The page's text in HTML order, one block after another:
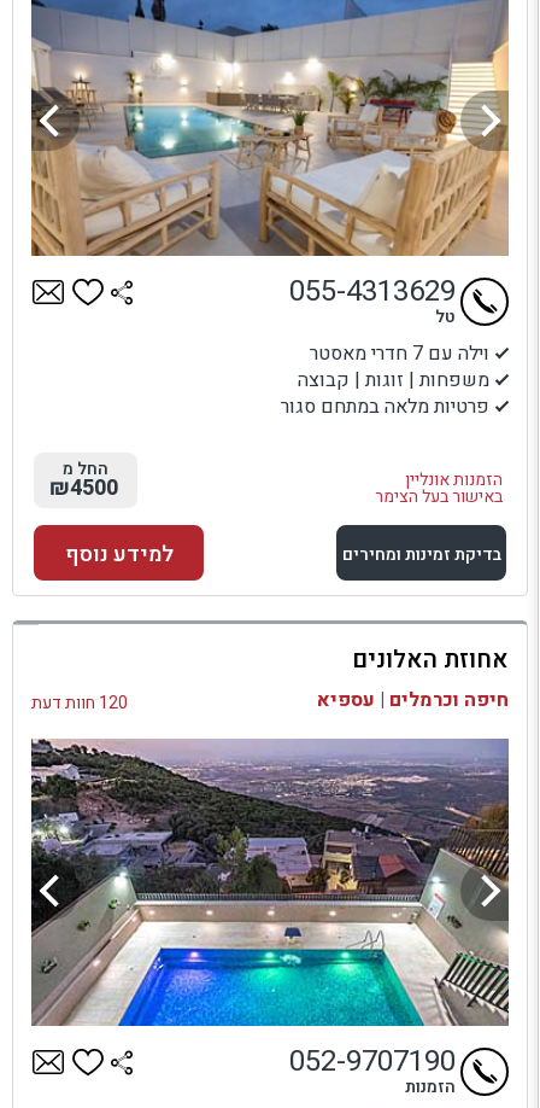
וילה עם 7 חדרי מאסטר
משפחות | זוגות | קבוצה
פרטיות מלאה במתחם סגור
הזמנות אונליין
באישור בעל הצימר
055-4313629
טל
החל מ
₪4500
בדיקת זמינות ומחירים
למתחם זה
בדיקת זמינות ומחירים
למידע נוסף
אחוזת האלונים
חיפה וכרמלים | עספיא 120 חוות דעת
052-9707190
הזמנות